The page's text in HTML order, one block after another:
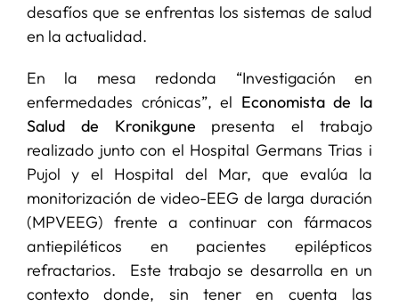
desafíos que se enfrentas los sistemas de salud
en la actualidad.
En la mesa redonda “Investigación en
enfermedades crónicas”, el Economista de la
Salud de Kronikgune presenta el trabajo
realizado junto con el Hospital Germans Trias i
Pujol y el Hospital del Mar, que evalúa la
monitorización de video-EEG de larga duración
(MPVEEG) frente a continuar con fármacos
antiepiléticos en pacientes epilépticos
refractarios. Este trabajo se desarrolla en un
contexto donde, sin tener en cuenta las